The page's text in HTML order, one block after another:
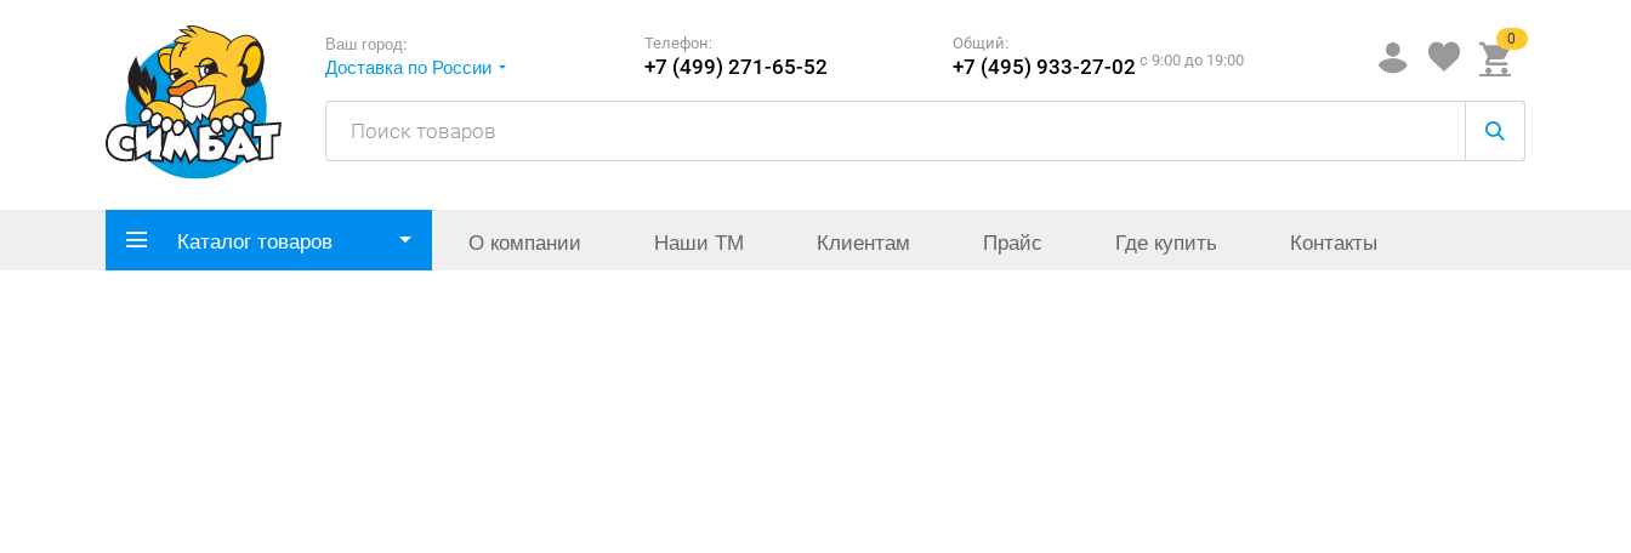
Ваш город:
Доставка по России
Телефон:
+7 (499) 271-65-52
Общий:
+7 (495) 933-27-02 c 9:00 до 19:00
0
Каталог товаров О компании Наши ТМ Клиентам Прайс Где купить Контакты